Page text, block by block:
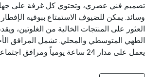
تصميم فني عصري، وتحتوي كل غرفة على
وسائد. يمكن للضيوف الاستمتاع ببوفيه
العثور على المنتجات الخالية من الغلوتين،
الطهي المتوسطي والمحلي. تشمل المرافق
يعمل على مدار 24 ساعة يومياً